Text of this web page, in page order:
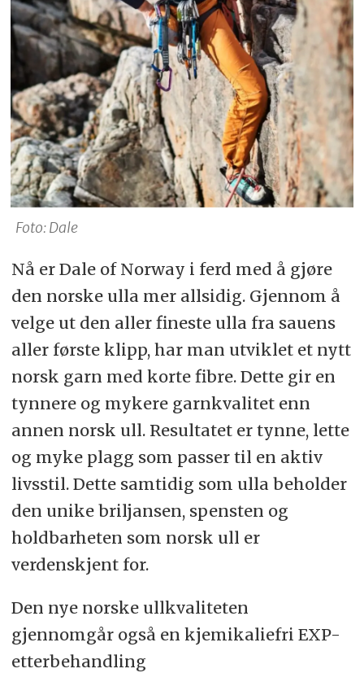
Foto: Dale
Nå er Dale of Norway i ferd med å gjøre
den norske ulla mer allsidig. Gjennom å
velge ut den aller fineste ulla fra sauens
aller første klipp, har man utviklet et nytt
norsk garn med korte fibre. Dette gir en
tynnere og mykere garnkvalitet enn
annen norsk ull. Resultatet er tynne, lette
og myke plagg som passer til en aktiv
livsstil. Dette samtidig som ulla beholder
den unike briljansen, spensten og
holdbarheten som norsk ull er
verdenskjent for.
Den nye norske ullkvaliteten
gjennomgår også en kjemikaliefri EXP-
etterbehandling